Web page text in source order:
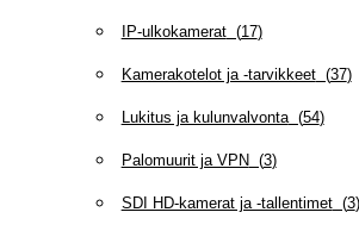
IP-ulkokamerat(17)
Kamerakotelot ja -tarvikkeet(37)
Lukitus ja kulunvalvonta(54)
Palomuurit ja VPN (3)
SDI HD-kamerat ja -tallentimet(3)